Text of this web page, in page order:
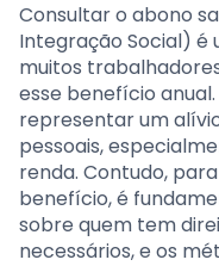
Consultar o abono
Integração Social)
muitos
esse benefício
representar um
pessoais,
renda. Contudo,
benefício, é
sobre quem tem
necessários, e os